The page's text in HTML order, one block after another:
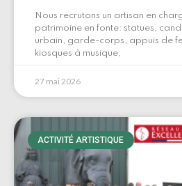
Nous recrutons un artisan en
patrimoine en fonte: statues,
urbain, garde-corps, appuis de
kiosques à musique,
27 mai 2026
ACTIVITÉ ARTISTIQUE